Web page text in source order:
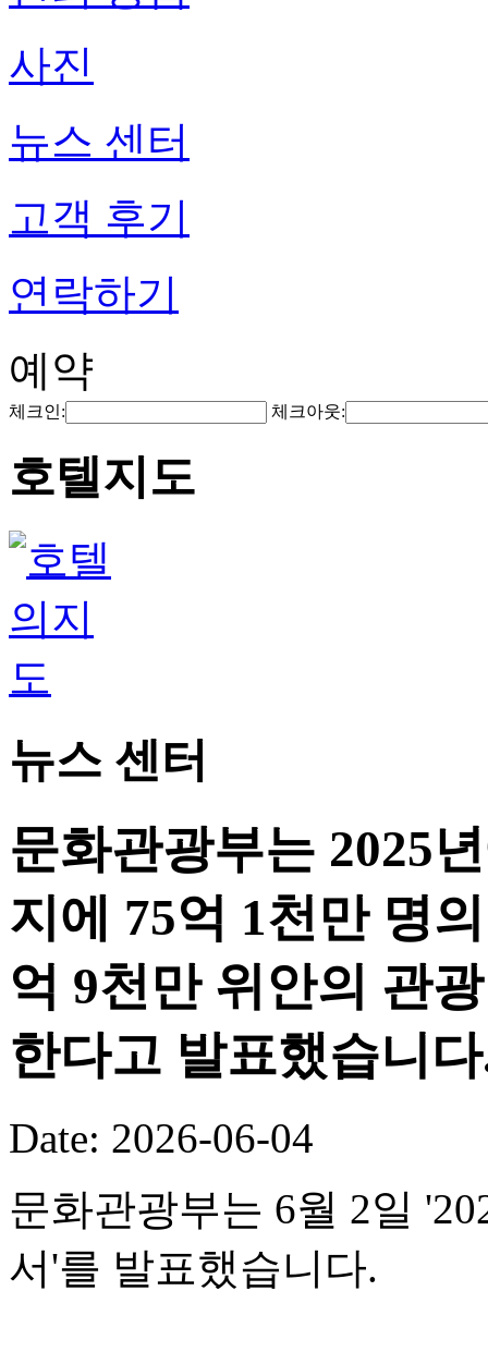
사진
뉴스 센터
고객 후기
연락하기
예약
체크인: 체크아웃:
호텔지도
뉴스 센터
문화관광부는 2025
지에 75억 1천만 명
억 9천만 위안의 관
한다고 발표했습니
Date: 2026-06-04
문화관광부는 6월 2일
서'를 발표했습니다.